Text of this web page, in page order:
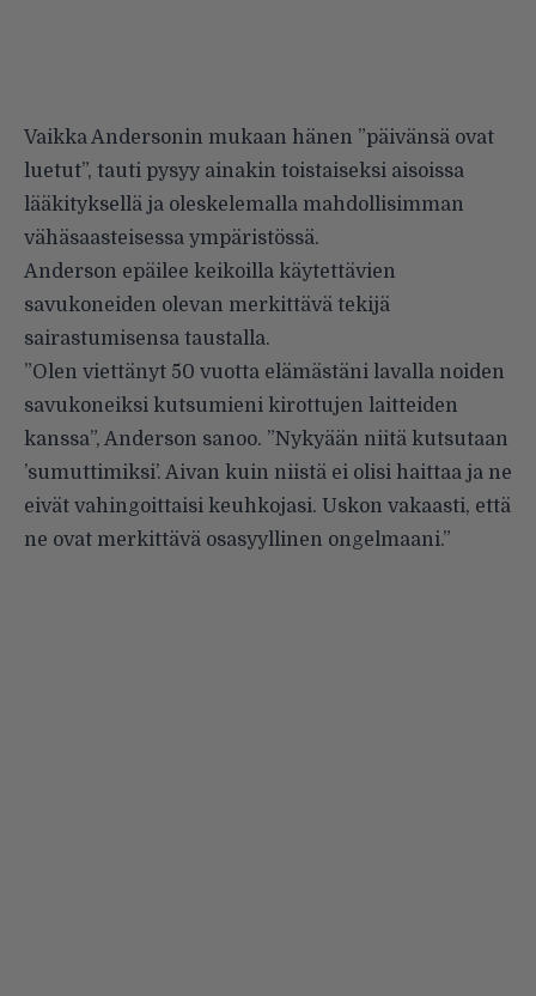
Vaikka Andersonin mukaan hänen ”päivänsä ovat
luetut”, tauti pysyy ainakin toistaiseksi aisoissa
lääkityksellä ja oleskelemalla mahdollisimman
vähäsaasteisessa ympäristössä.
Anderson epäilee keikoilla käytettävien
savukoneiden olevan merkittävä tekijä
sairastumisensa taustalla.
”Olen viettänyt 50 vuotta elämästäni lavalla noiden
savukoneiksi kutsumieni kirottujen laitteiden
kanssa”, Anderson sanoo. ”Nykyään niitä kutsutaan
’sumuttimiksi’. Aivan kuin niistä ei olisi haittaa ja ne
eivät vahingoittaisi keuhkojasi. Uskon vakaasti, että
ne ovat merkittävä osasyyllinen ongelmaani.”